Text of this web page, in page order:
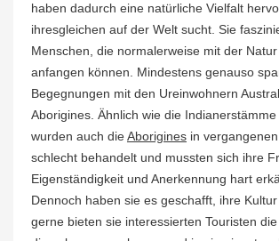
haben dadurch eine natürliche Vielfalt
ihresgleichen auf der Welt sucht. Sie
Menschen, die normalerweise mit der
anfangen können. Mindestens genauso
Begegnungen mit den Ureinwohnern
Aborigines. Ähnlich wie die Indianerstämme
wurden auch dieAborigines in
schlecht behandelt und mussten sich ihre
Eigenständigkeit und Anerkennung hart
Dennoch haben sie es geschafft, ihre
gerne bieten sie interessierten Touristen